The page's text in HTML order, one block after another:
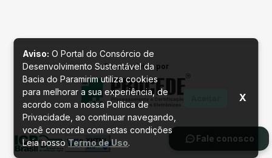
Fale conosco
Desenvolvido por
Aviso: O Portal do Consórcio de
Desenvolvimento Sustentável da
Bacia do Paramirim utiliza cookies
para melhorar a sua experiência, de
acordo com a nossa Política de
Privacidade, ao continuar navegando,
você concorda com estas condições
Leia nossoTermo de Uso.
X